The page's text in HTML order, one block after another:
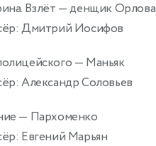
Взлёт — денщик Орлова
Дмитрий Иосифов
— Маньяк
Александр Соловьев
— Пархоменко
Евгений Марьян